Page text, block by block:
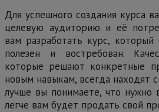
Для успешного создания курса
целевую аудиторию и её
вам разработать курс, который
полезен и востребован.
которые решают конкретные
новым навыкам, всегда находят
лучше вы понимаете, что нужно
легче вам будет продать свой